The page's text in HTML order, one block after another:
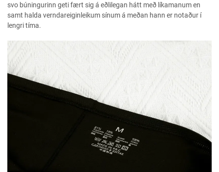
svo búningurinn geti fært sig á eðlilegan hátt með líkamanum en
samt halda verndareiginleikum sínum á meðan hann er notaður í
lengri tíma.